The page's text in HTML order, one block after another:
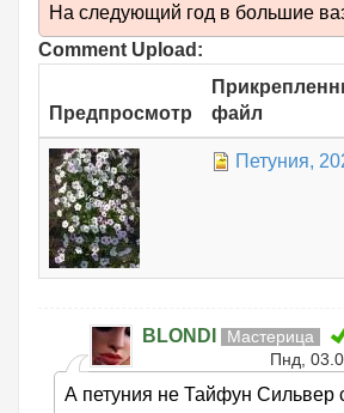
На следующий год в большие
Comment Upload:
Предпросмотр
файл
Петуния,
BLONDI Мастерица
Пнд,
А петуния не Тайфун Сильвер